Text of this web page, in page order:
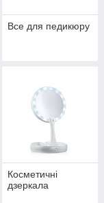
Все для педикюру
Косметичні
дзеркала